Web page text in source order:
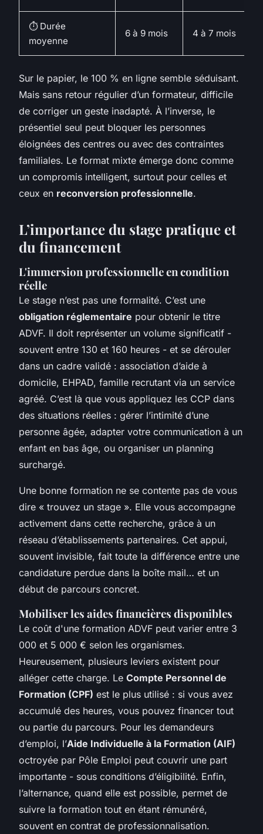
⏱️ Durée
moyenne
6 à 9 mois 4 à 7 mois
Sur le papier, le 100 % en ligne semble séduisant.
Mais sans retour régulier d’un formateur, difficile
de corriger un geste inadapté. À l’inverse, le
présentiel seul peut bloquer les personnes
éloignées des centres ou avec des contraintes
familiales. Le format mixte émerge donc comme
un compromis intelligent, surtout pour celles et
ceux en reconversion professionnelle.
L’importance du stage pratique et
du financement
L'immersion professionnelle en condition
réelle
Le stage n’est pas une formalité. C’est une
obligation réglementaire pour obtenir le titre
ADVF. Il doit représenter un volume significatif -
souvent entre 130 et 160 heures - et se dérouler
dans un cadre validé : association d’aide à
domicile, EHPAD, famille recrutant via un service
agréé. C’est là que vous appliquez les CCP dans
des situations réelles : gérer l’intimité d’une
personne âgée, adapter votre communication à un
enfant en bas âge, ou organiser un planning
surchargé.
Une bonne formation ne se contente pas de vous
dire « trouvez un stage ». Elle vous accompagne
activement dans cette recherche, grâce à un
réseau d’établissements partenaires. Cet appui,
souvent invisible, fait toute la différence entre une
candidature perdue dans la boîte mail… et un
début de parcours concret.
Mobiliser les aides financières disponibles
Le coût d'une formation ADVF peut varier entre 3
000 et 5 000 € selon les organismes.
Heureusement, plusieurs leviers existent pour
alléger cette charge. Le Compte Personnel de
Formation (CPF) est le plus utilisé : si vous avez
accumulé des heures, vous pouvez financer tout
ou partie du parcours. Pour les demandeurs
d’emploi, l’Aide Individuelle à la Formation (AIF)
octroyée par Pôle Emploi peut couvrir une part
importante - sous conditions d’éligibilité. Enfin,
l’alternance, quand elle est possible, permet de
suivre la formation tout en étant rémunéré,
souvent en contrat de professionnalisation.